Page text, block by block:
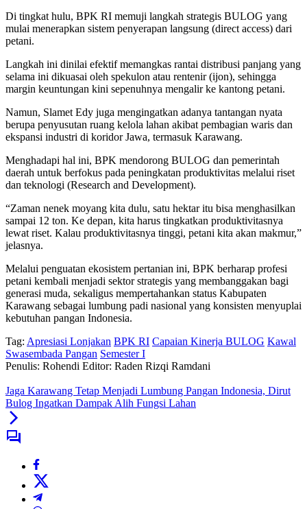
Di tingkat hulu, BPK RI memuji langkah strategis BULOG yang
mulai menerapkan sistem penyerapan langsung (direct access) dari
petani.
Langkah ini dinilai efektif memangkas rantai distribusi panjang yang
selama ini dikuasai oleh spekulon atau rentenir (ijon), sehingga
margin keuntungan kini sepenuhnya mengalir ke kantong petani.
Namun, Slamet Edy juga mengingatkan adanya tantangan nyata
berupa penyusutan ruang kelola lahan akibat pembagian waris dan
ekspansi industri di koridor Jawa, termasuk Karawang.
Menghadapi hal ini, BPK mendorong BULOG dan pemerintah
daerah untuk berfokus pada peningkatan produktivitas melalui riset
dan teknologi (Research and Development).
“Zaman nenek moyang kita dulu, satu hektar itu bisa menghasilkan
sampai 12 ton. Ke depan, kita harus tingkatkan produktivitasnya
lewat riset. Kalau produktivitasnya tinggi, petani kita akan makmur,”
jelasnya.
Melalui penguatan ekosistem pertanian ini, BPK berharap profesi
petani kembali menjadi sektor strategis yang membanggakan bagi
generasi muda, sekaligus mempertahankan status Kabupaten
Karawang sebagai lumbung padi nasional yang konsisten menyuplai
kebutuhan pangan Indonesia.
Tag: Apresiasi Lonjakan BPK RI Capaian Kinerja BULOG Kawal
Swasembada Pangan Semester I
Penulis: Rohendi Editor: Raden Rizqi Ramdani
Jaga Karawang Tetap Menjadi Lumbung Pangan Indonesia, Dirut
Bulog Ingatkan Dampak Alih Fungsi Lahan